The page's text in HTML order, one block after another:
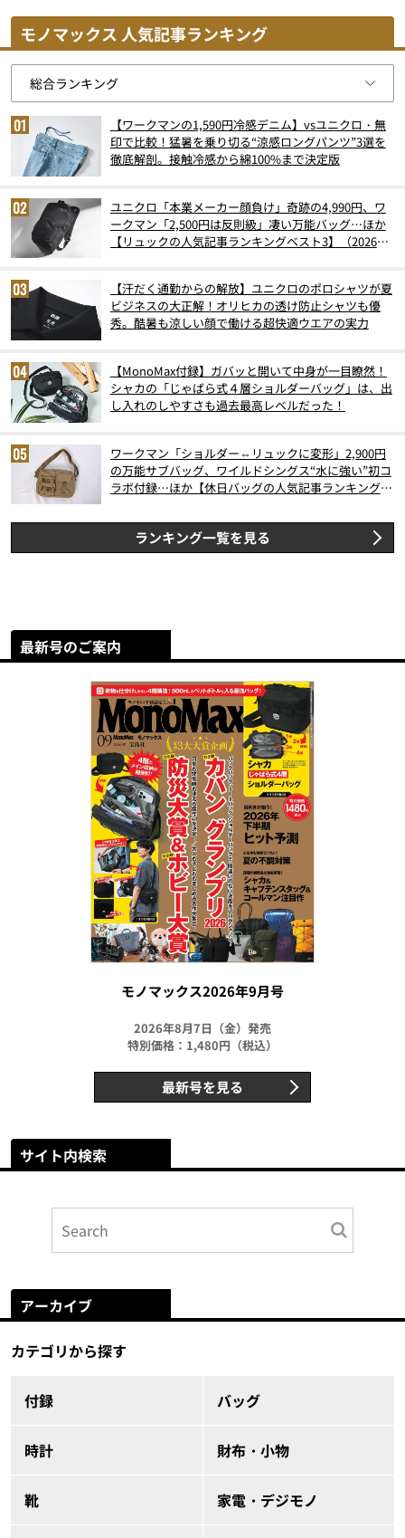
モノマックス 人気記事ランキング
【ワークマンの1,590円冷感デニム】vsユニクロ・無
印で比較！猛暑を乗り切る“涼感ロングパンツ”3選を
徹底解剖。接触冷感から綿100%まで決定版
ユニクロ「本業メーカー顔負け」奇跡の4,990円、ワ
ークマン「2,500円は反則級」凄い万能バッグ…ほか
【リュックの人気記事ランキングベスト3】（2026年
【汗だく通勤からの解放】ユニクロのポロシャツが夏
ビジネスの大正解！オリヒカの透け防止シャツも優
秀。酷暑も涼しい顔で働ける超快適ウエアの実力
【MonoMax付録】ガバッと開いて中身が一目瞭然！
シャカの「じゃばら式４層ショルダーバッグ」は、出
し入れのしやすさも過去最高レベルだった！
ワークマン「ショルダー⇔リュックに変形」2,900円
の万能サブバッグ、ワイルドシングス“水に強い”初コ
ラボ付録…ほか【休日バッグの人気記事ランキングベ
ランキング一覧を見る
最新号のご案内
モノマックス2026年9月号
2026年8月7日（金）発売
特別価格：1,480円（税込）
最新号を見る
サイト内検索
アーカイブ
カテゴリから探す
付録 バッグ
時計 財布・小物
靴 家電・デジモノ